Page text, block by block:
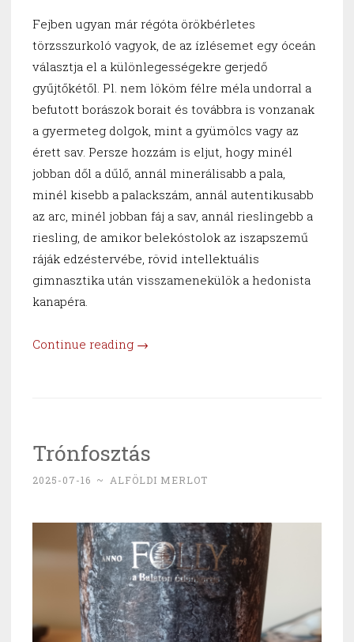
Fejben ugyan már régóta örökbérletes
törzsszurkoló vagyok, de az ízlésemet egy óceán
választja el a különlegességekre gerjedő
gyűjtőkétől. Pl. nem lököm félre méla undorral a
befutott borászok borait és továbbra is vonzanak
a gyermeteg dolgok, mint a gyümölcs vagy az
érett sav. Persze hozzám is eljut, hogy minél
jobban dől a dűlő, annál minerálisabb a pala,
minél kisebb a palackszám, annál autentikusabb
az arc, minél jobban fáj a sav, annál rieslingebb a
riesling, de amikor belekóstolok az iszapszemű
ráják edzéstervébe, rövid intellektuális
gimnasztika után visszamenekülök a hedonista
kanapéra.
Continue reading “A
és
24”
→
Trónfosztás
2025-07-16 ~ ALFÖLDI MERLOT